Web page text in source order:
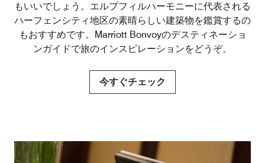
もいいでしょう。エルプフィルハーモニーに代表される
ハーフェンシティ地区の素晴らしい建築物を鑑賞するの
もおすすめです。Marriott Bonvoyのデスティネーショ
ンガイドで旅のインスピレーションをどうぞ。
今すぐチェック